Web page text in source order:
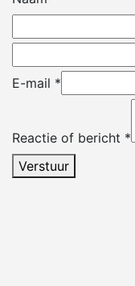
E-mail *
Reactie of bericht *
Verstuur